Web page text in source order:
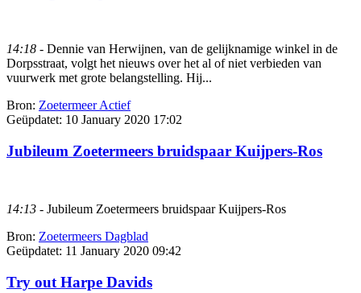
14:18 - Dennie van Herwijnen, van de gelijknamige winkel in de
Dorpsstraat, volgt het nieuws over het al of niet verbieden van
vuurwerk met grote belangstelling. Hij...
Bron: Zoetermeer Actief
Geüpdatet: 10 January 2020 17:02
Jubileum Zoetermeers bruidspaar Kuijpers-Ros
14:13 - Jubileum Zoetermeers bruidspaar Kuijpers-Ros
Bron: Zoetermeers Dagblad
Geüpdatet: 11 January 2020 09:42
Try out Harpe Davids